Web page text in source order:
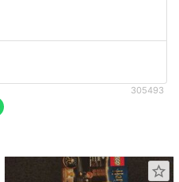
305493
star_border